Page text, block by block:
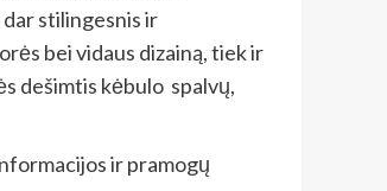
stilingesnis ir
bei vidaus dizainą, tiek ir
dešimtis kėbulo spalvų,
ir pramogų